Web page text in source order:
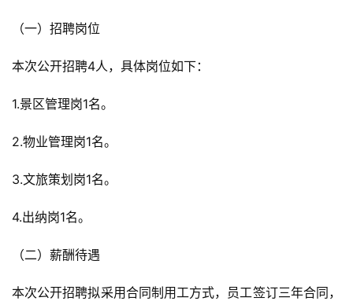
（一）招聘岗位
本次公开招聘4人，具体岗位如下：
1.景区管理岗1名。
2.物业管理岗1名。
3.文旅策划岗1名。
4.出纳岗1名。
（二）薪酬待遇
本次公开招聘拟采用合同制用工方式，员工签订三年合同，